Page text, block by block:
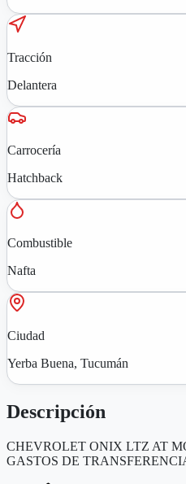
Tracción
Delantera
Carrocería
Hatchback
Combustible
Nafta
Ciudad
Yerba Buena, Tucumán
Descripción
CHEVROLET ONIX LTZ AT
GASTOS DE